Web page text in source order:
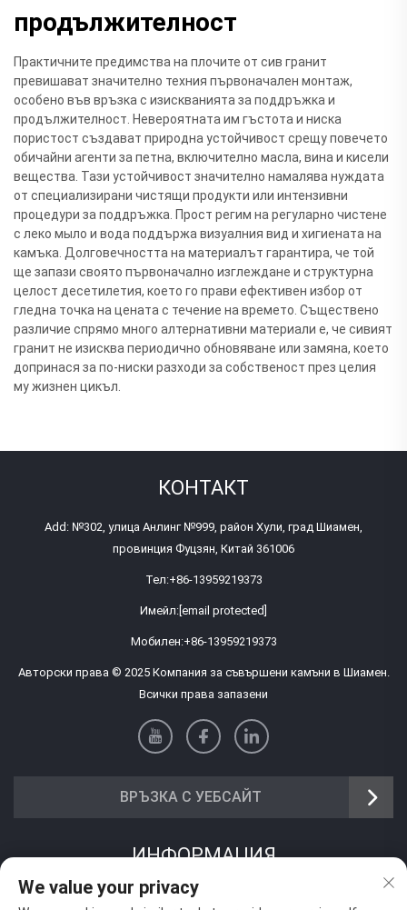
продължителност
Практичните предимства на плочите от сив гранит
превишават значително техния първоначален монтаж,
особено във връзка с изискванията за поддръжка и
продължителност. Невероятната им гъстота и ниска
пористост създават природна устойчивост срещу повечето
обичайни агенти за петна, включително масла, вина и кисели
вещества. Тази устойчивост значително намалява нуждата
от специализирани чистящи продукти или интензивни
процедури за поддръжка. Прост регим на регуларно чистене
с леко мыло и вода поддържа визуалния вид и хигиената на
камъка. Долговечността на материалът гарантира, че той
ще запази своято първоначално изглеждане и структурна
целост десетилетия, което го прави ефективен избор от
гледна точка на цената с течение на времето. Съществено
различие спрямо много алтернативни материали е, че сивият
гранит не изисква периодично обновяване или замяна, което
допринася за по-ниски разходи за собственост през целия
му жизнен цикъл.
КОНТАКТ
Add: №302, улица Анлинг №999, район Хули, град Шиамен,
провинция Фуцзян, Китай 361006
Тел:+86-13959219373
Имейл: [email protected]
Мобилен:+86-13959219373
Авторски права © 2025 Компания за съвършени камъни в Шиамен.
Всички права запазени
ВРЪЗКА С УЕБСАЙТ
ИНФОРМАЦИЯ
Запишете се, за да получавате нашия седмичен бюлетин
We value your privacy